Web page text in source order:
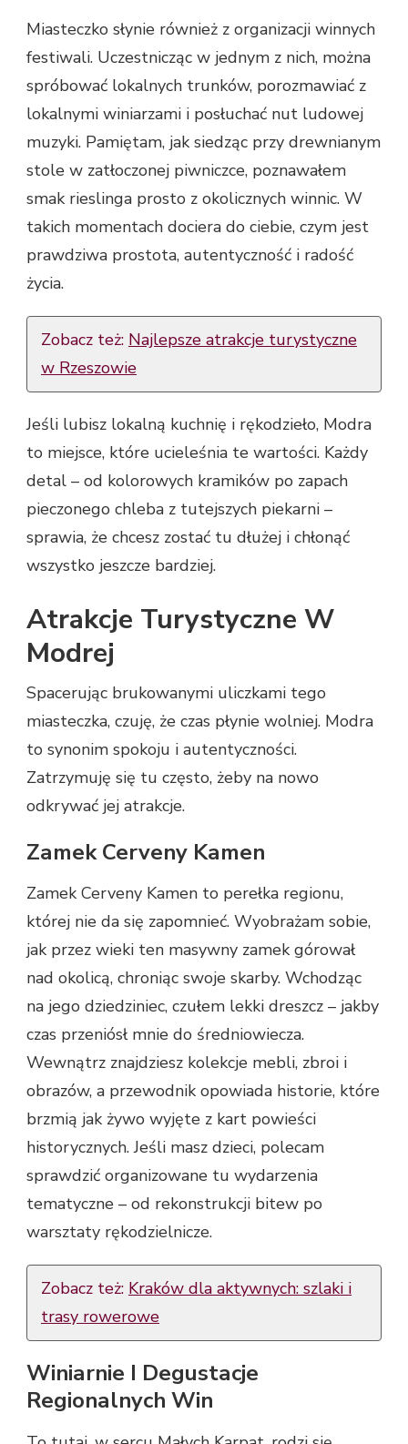
Miasteczko słynie również z organizacji winnych
festiwali. Uczestnicząc w jednym z nich, można
spróbować lokalnych trunków, porozmawiać z
lokalnymi winiarzami i posłuchać nut ludowej
muzyki. Pamiętam, jak siedząc przy drewnianym
stole w zatłoczonej piwniczce, poznawałem
smak rieslinga prosto z okolicznych winnic. W
takich momentach dociera do ciebie, czym jest
prawdziwa prostota, autentyczność i radość
życia.
Zobacz też: Najlepsze atrakcje turystyczne
w Rzeszowie
Jeśli lubisz lokalną kuchnię i rękodzieło, Modra
to miejsce, które ucieleśnia te wartości. Każdy
detal – od kolorowych kramików po zapach
pieczonego chleba z tutejszych piekarni –
sprawia, że chcesz zostać tu dłużej i chłonąć
wszystko jeszcze bardziej.
Atrakcje Turystyczne W
Modrej
Spacerując brukowanymi uliczkami tego
miasteczka, czuję, że czas płynie wolniej. Modra
to synonim spokoju i autentyczności.
Zatrzymuję się tu często, żeby na nowo
odkrywać jej atrakcje.
Zamek Cerveny Kamen
Zamek Cerveny Kamen to perełka regionu,
której nie da się zapomnieć. Wyobrażam sobie,
jak przez wieki ten masywny zamek górował
nad okolicą, chroniąc swoje skarby. Wchodząc
na jego dziedziniec, czułem lekki dreszcz – jakby
czas przeniósł mnie do średniowiecza.
Wewnątrz znajdziesz kolekcje mebli, zbroi i
obrazów, a przewodnik opowiada historie, które
brzmią jak żywo wyjęte z kart powieści
historycznych. Jeśli masz dzieci, polecam
sprawdzić organizowane tu wydarzenia
tematyczne – od rekonstrukcji bitew po
warsztaty rękodzielnicze.
Zobacz też: Kraków dla aktywnych: szlaki i
trasy rowerowe
Winiarnie I Degustacje
Regionalnych Win